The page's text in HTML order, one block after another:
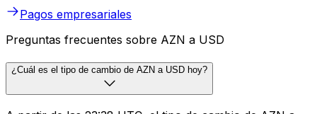
Pagos empresariales
Preguntas frecuentes sobre AZN a USD
¿Cuál es el tipo de cambio de AZN a USD hoy?